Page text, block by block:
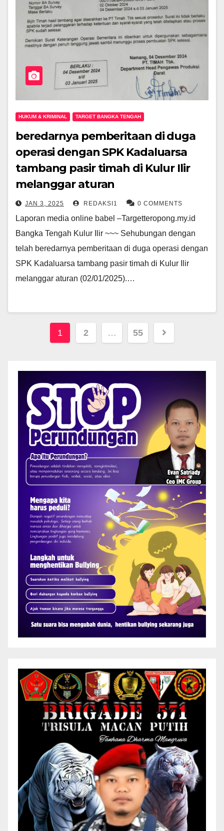
HUKUM & KRIMINAL TARGET BANGKA TENGAH
beredarnya pemberitaan di duga
operasi dengan SPK Kadaluarsa
tambang pasir timah di Kulur Ilir
melanggar aturan
JAN 3, 2025 REDAKSI1 0 COMMENTS
Laporan media online babel –Targetteropong.my.id
Bangka Tengah Kulur Ilir ~~~ Sehubungan dengan
telah beredarnya pemberitaan di duga operasi dengan
SPK Kadaluarsa tambang pasir timah di Kulur Ilir
melanggar aturan (02/01/2025).…
Paginasi
1 2 … 55